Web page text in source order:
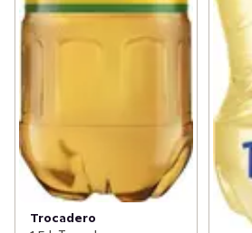
Trocadero